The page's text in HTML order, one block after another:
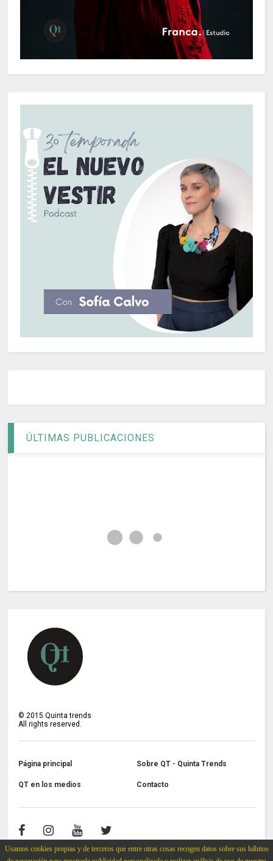
Usamos cookies propias y de terceros que entre otras cosas recogen datos sobre sus hábitos
ÚLTIMAS PUBLICACIONES
©2015 Quinta trends
All rights reserved.
Página principal Sobre QT - Quinta Trends
QT en los medios Contacto